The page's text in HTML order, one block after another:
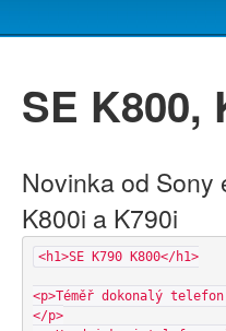
SE K800,
Novinka od Sony
K800i a K790i
<h1>SE K790 K800</h1>
<p>Téměř dokonalý
</p>